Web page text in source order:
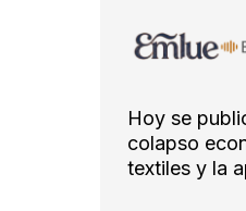
Hoy se
colapso
textiles y la